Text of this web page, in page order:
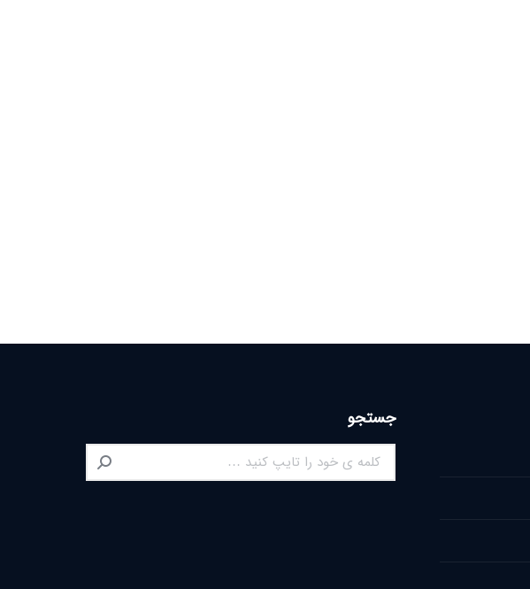
جستجو
Search: